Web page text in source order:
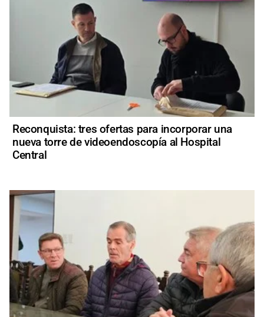
Reconquista: tres ofertas para incorporar una
nueva torre de videoendoscopía al Hospital
Central